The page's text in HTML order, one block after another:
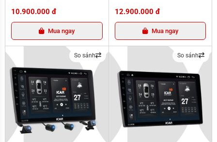
10.900.000 đ
Mua ngay
12.900.000 đ
Mua ngay
So sánh So sánh